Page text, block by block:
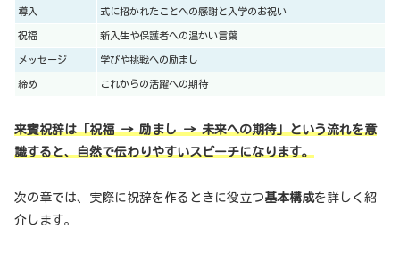
導入 式に招かれたことへの感謝と入学のお祝い
祝福 新入生や保護者への温かい言葉
メッセージ 学びや挑戦への励まし
締め これからの活躍への期待
来賓祝辞は「祝福 → 励まし → 未来への期待」という流れを意
識すると、自然で伝わりやすいスピーチになります。
次の章では、実際に祝辞を作るときに役立つ基本構成を詳しく紹
介します。